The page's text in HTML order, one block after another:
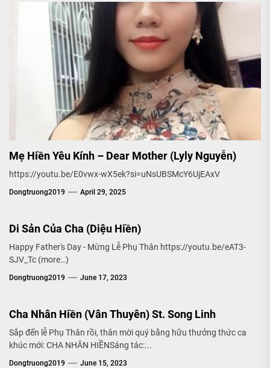
Mẹ Hiền Yêu Kính – Dear Mother (Lyly Nguyễn)
https://youtu.be/E0vwx-wX5ek?si=uNsUBSMcY6UjEAxV
Dongtruong2019 April 29, 2025
Di Sản Của Cha (Diệu Hiền)
Happy Father's Day - Mừng Lễ Phụ Thân https://youtu.be/eAT3-
SJV_Tc (more…)
Dongtruong2019 June 17, 2023
Cha Nhân Hiền (Vân Thuyên) St. Song Linh
Sắp đến lễ Phụ Thân rồi, thân mời quý bằng hữu thưởng thức ca
khúc mới: CHA NHÂN HIỀNSáng tác:...
Dongtruong2019 June 15, 2023